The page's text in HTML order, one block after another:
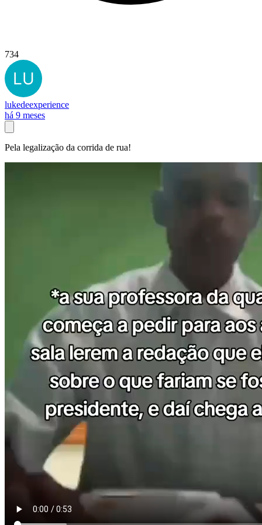
734
lukedeexperience
há 9 meses
Pela legalização da corrida de rua!